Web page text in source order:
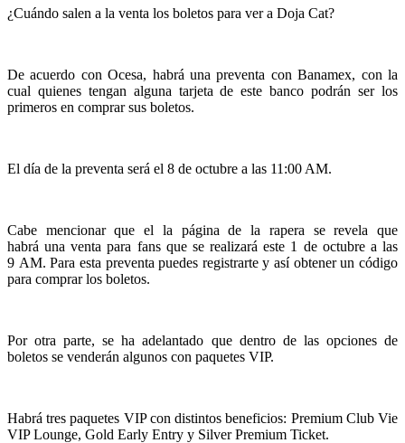
¿Cuándo salen a la venta los boletos para ver a Doja Cat?
De acuerdo con Ocesa, habrá una preventa con Banamex, con la
cual quienes tengan alguna tarjeta de este banco podrán ser los
primeros en comprar sus boletos.
El día de la preventa será el 8 de octubre a las 11:00 AM.
Cabe mencionar que el la página de la rapera se revela que
habrá una venta para fans que se realizará este 1 de octubre a las
9 AM. Para esta preventa puedes registrarte y así obtener un código
para comprar los boletos.
Por otra parte, se ha adelantado que dentro de las opciones de
boletos se venderán algunos con paquetes VIP.
Habrá tres paquetes VIP con distintos beneficios: Premium Club Vie
VIP Lounge, Gold Early Entry y Silver Premium Ticket.